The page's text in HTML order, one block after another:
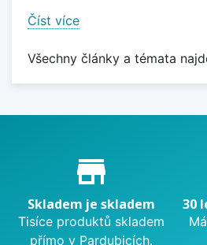
Číst více
Všechny články a témata
Proč nakupovat u nás?
store_mall_directory
Skladem je skladem
Tisíce produktů skladem
přímo v Pardubicích.
30